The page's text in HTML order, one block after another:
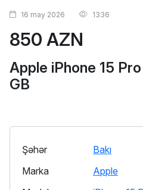
850 AZN
Apple iPhone 15
GB
16 may 2026 1336
Şəhər
Bakı
Marka
Apple